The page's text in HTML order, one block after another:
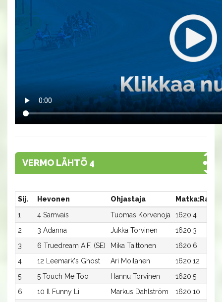
VERMO LÄHTÖ 4
Sij. Hevonen Ohjastaja
Matka:Rata
1
4 Samvais Tuomas Korvenoja
1620:4
2
3 Adanna Jukka Torvinen
1620:3
3
6 Truedream A.F. (SE) Mika Taittonen
1620:6
4
12 Leemark's Ghost Ari Moilanen
1620:12
5
5 Touch Me Too Hannu Torvinen
1620:5
6
10 Il Funny Li Markus Dahlström
1620:10